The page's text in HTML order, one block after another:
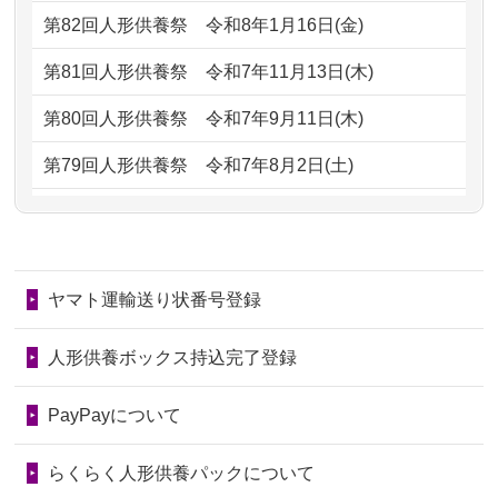
ただけると...
2026/06/30長年大事にしてきた雛人形です、供養
ガラスケースのまま引き取ってくださ
るのが助か...
ました。お...
2026/06/28きちんと供養していただけると思った
ので、お願...
いたことが...
2026/06/28老後のことを考え体力のあるうちに身
供養が終わったお人形以外はどうして
るのですか？
しょうか？
2024/01/04ガラスケースは外しても良いですか？
第82回人形供養祭令和8年1月16日(金)
第81回人形供養祭令和7年11月13日(木)
第80回人形供養祭令和7年9月11日(木)
第79回人形供養祭令和7年8月2日(土)
第78回人形供養祭令和7年6月20日(金)
第76回人形供養祭令和7年2月28日(金)
第75回人形供養祭令和7年1月17日(金)
第73回人形供養祭令和6年10月17日(木)
ヤマト運輸送り状番号登録
人形供養ボックス持込完了登録
PayPayについて
らくらく人形供養パックについて